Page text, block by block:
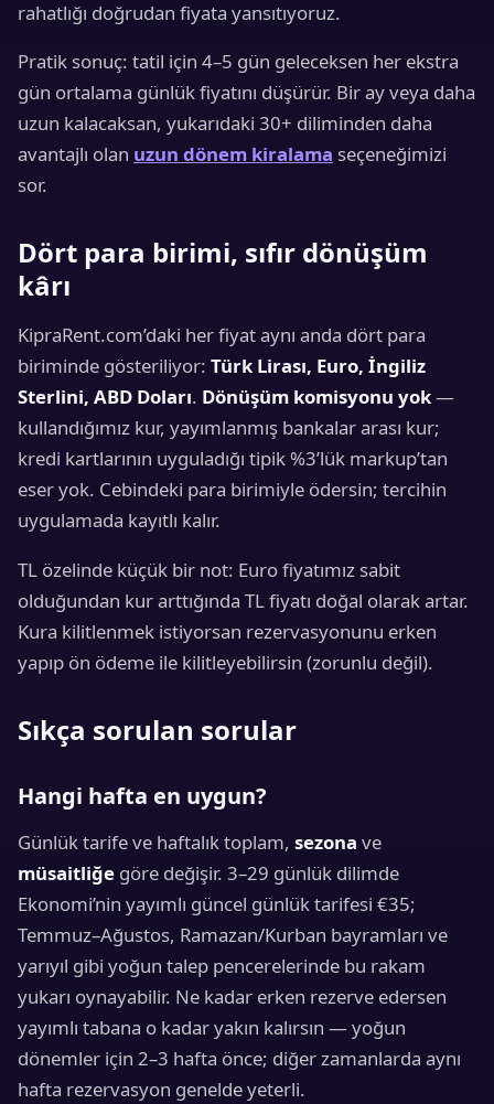
rahatlığı doğrudan fiyata yansıtıyoruz.
Pratik sonuç: tatil için 4–5 gün geleceksen her ekstra
gün ortalama günlük fiyatını düşürür. Bir ay veya daha
uzun kalacaksan, yukarıdaki 30+ diliminden daha
avantajlı olan uzun dönem kiralama seçeneğimizi
sor.
Dört para birimi, sıfır dönüşüm
kârı
KipraRent.com’daki her fiyat aynı anda dört para
biriminde gösteriliyor: Türk Lirası, Euro, İngiliz
Sterlini, ABD Doları. Dönüşüm komisyonu yok—
kullandığımız kur, yayımlanmış bankalar arası kur;
kredi kartlarının uyguladığı tipik %3’lük markup’tan
eser yok. Cebindeki para birimiyle ödersin; tercihin
uygulamada kayıtlı kalır.
TL özelinde küçük bir not: Euro fiyatımız sabit
olduğundan kur arttığında TL fiyatı doğal olarak artar.
Kura kilitlenmek istiyorsan rezervasyonunu erken
yapıp ön ödeme ile kilitleyebilirsin (zorunlu değil).
Sıkça sorulan sorular
Hangi hafta en uygun?
Günlük tarife ve haftalık toplam, sezona ve
müsaitliğe göre değişir. 3–29 günlük dilimde
Ekonomi’nin yayımlı güncel günlük tarifesi €35;
Temmuz–Ağustos, Ramazan/Kurban bayramları ve
yarıyıl gibi yoğun talep pencerelerinde bu rakam
yukarı oynayabilir. Ne kadar erken rezerve edersen
yayımlı tabana o kadar yakın kalırsın — yoğun
dönemler için 2–3 hafta önce; diğer zamanlarda aynı
hafta rezervasyon genelde yeterli.